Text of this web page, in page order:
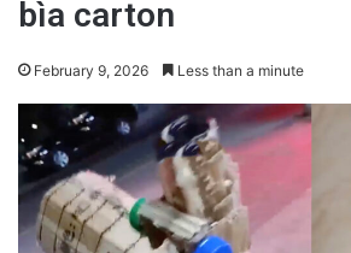
bìa carton
February 9, 2026 Less than a minute